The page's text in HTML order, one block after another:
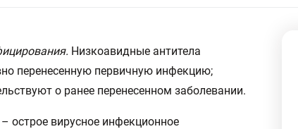
Низкоавидные антитела
перенесенную первичную инфекцию;
о ранее перенесенном заболевании.
острое вирусное инфекционное